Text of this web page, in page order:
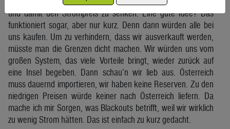
und damit den Strompreis zu senken. Eine gute Idee? Das
funktioniert sogar, aber nur kurz. Denn dann würden alle bei
uns kaufen. Um zu verhindern, dass wir ausverkauft werden,
müsste man die Grenzen dicht machen. Wir würden uns vom
großen System, das viele Vorteile bringt, wieder zurück auf
eine Insel begeben. Dann schau’n wir lieb aus. Österreich
muss dauernd importieren, wir haben keine Reserven. Zu den
niedrigen Preisen würde keiner nach Österreich liefern. Da
mache ich mir Sorgen, was Blackouts betrifft, weil wir wirklich
zu wenig Strom hätten. Das ist einfach zu kurz gedacht.